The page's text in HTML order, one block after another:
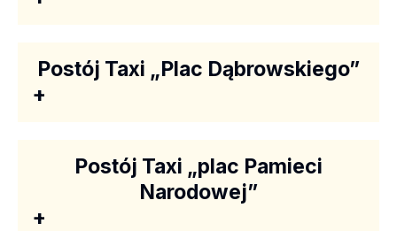
Postój Taxi „Plac Dąbrowskiego”
+
Postój Taxi „plac Pamieci
Narodowej”
+